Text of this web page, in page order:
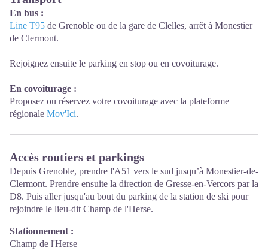
En bus :
Line T95 de Grenoble ou de la gare de Clelles, arrêt à Monestier
de Clermont.
Rejoignez ensuite le parking en stop ou en covoiturage.
En covoiturage :
Proposez ou réservez votre covoiturage avec la plateforme
régionale Mov'Ici.
Accès routiers et parkings
Depuis Grenoble, prendre l'A51 vers le sud jusqu’à Monestier-de-
Clermont. Prendre ensuite la direction de Gresse-en-Vercors par la
D8. Puis aller jusqu'au bout du parking de la station de ski pour
rejoindre le lieu-dit Champ de l'Herse.
Stationnement :
Champ de l'Herse